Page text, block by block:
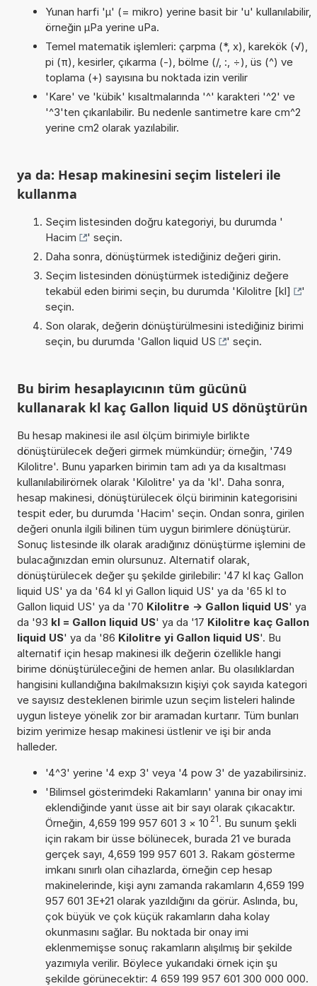
Yunan harfi 'µ' (= mikro) yerine basit bir 'u' kullanılabilir,
örneğin µPa yerine uPa.
Temel matematik işlemleri: çarpma (*, x), karekök (√),
pi (π), kesirler, çıkarma (-), bölme (/, :, ÷), üs (^) ve
toplama (+) sayısına bu noktada izin verilir
'Kare' ve 'kübik' kısaltmalarında '^' karakteri '^2' ve
'^3'ten çıkarılabilir. Bu nedenle santimetre kare cm^2
yerine cm2 olarak yazılabilir.
ya da: Hesap makinesini seçim listeleri ile
kullanma
Seçim listesinden doğru kategoriyi, bu durumda '
Hacim
' seçin.
Daha sonra, dönüştürmek istediğiniz değeri girin.
Seçim listesinden dönüştürmek istediğiniz değere
tekabül eden birimi seçin, bu durumda 'Kilolitre [kl]
'
seçin.
Son olarak, değerin dönüştürülmesini istediğiniz birimi
seçin, bu durumda 'Gallon liquid US ' seçin.
Bu birim hesaplayıcının tüm gücünü
kullanarak kl kaç Gallon liquid US dönüştürün
Bu hesap makinesi ile asıl ölçüm birimiyle birlikte
dönüştürülecek değeri girmek mümkündür; örneğin, '749
Kilolitre'. Bunu yaparken birimin tam adı ya da kısaltması
kullanılabilirörnek olarak 'Kilolitre' ya da 'kl'. Daha sonra,
hesap makinesi, dönüştürülecek ölçü biriminin kategorisini
tespit eder, bu durumda 'Hacim' seçin. Ondan sonra, girilen
değeri onunla ilgili bilinen tüm uygun birimlere dönüştürür.
Sonuç listesinde ilk olarak aradığınız dönüştürme işlemini de
bulacağınızdan emin olursunuz. Alternatif olarak,
dönüştürülecek değer şu şekilde girilebilir: '47 kl kaç Gallon
liquid US' ya da '64 kl yi Gallon liquid US' ya da '65 kl to
Gallon liquid US' ya da '70 Kilolitre -> Gallon liquid US' ya
da '93 kl = Gallon liquid US' ya da '17 Kilolitre kaç Gallon
liquid US' ya da '86 Kilolitre yi Gallon liquid US'. Bu
alternatif için hesap makinesi ilk değerin özellikle hangi
birime dönüştürüleceğini de hemen anlar. Bu olasılıklardan
hangisini kullandığına bakılmaksızın kişiyi çok sayıda kategori
ve sayısız desteklenen birimle uzun seçim listeleri halinde
uygun listeye yönelik zor bir aramadan kurtarır. Tüm bunları
bizim yerimize hesap makinesi üstlenir ve işi bir anda
halleder.
'4^3' yerine '4 exp 3' veya '4 pow 3' de yazabilirsiniz.
'Bilimsel gösterimdeki Rakamların' yanına bir onay imi
eklendiğinde yanıt üsse ait bir sayı olarak çıkacaktır.
Örneğin, 4,659 199 957 601 3 × 10 21. Bu sunum şekli
için rakam bir üsse bölünecek, burada 21 ve burada
gerçek sayı, 4,659 199 957 601 3. Rakam gösterme
imkanı sınırlı olan cihazlarda, örneğin cep hesap
makinelerinde, kişi aynı zamanda rakamların 4,659 199
957 601 3E+21 olarak yazıldığını da görür. Aslında, bu,
çok büyük ve çok küçük rakamların daha kolay
okunmasını sağlar. Bu noktada bir onay imi
eklenmemişse sonuç rakamların alışılmış bir şekilde
yazımıyla verilir. Böylece yukarıdaki örnek için şu
şekilde görünecektir: 4 659 199 957 601 300 000 000.